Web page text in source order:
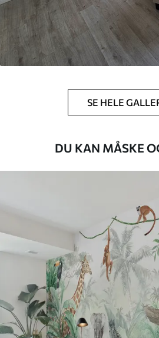
Premium vinyl
516 310 .00 /m²
SE HELE
DU KAN MÅSKE